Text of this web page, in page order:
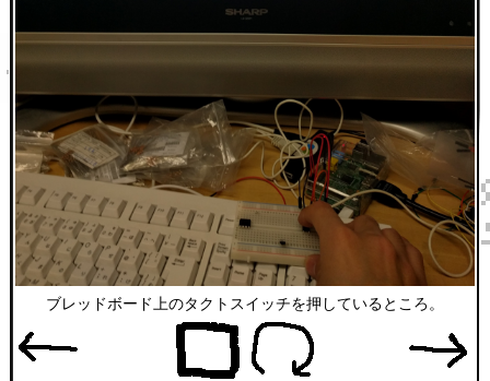
ブレッドボード上のタクトスイッチを押しているところ。